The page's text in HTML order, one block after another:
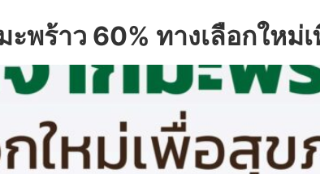
พร้าว 60% ทางเลือกใหม่